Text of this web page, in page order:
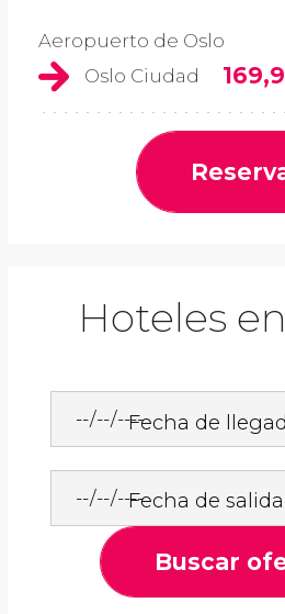
Aeropuerto de Oslo
Oslo Ciudad
169,9
Hoteles
Fecha de
Fecha de salida
Buscar